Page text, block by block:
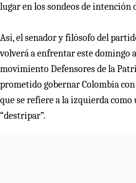
lugar en los sondeos de intención
Así, el senador y filósofo del
volverá a enfrentar este domingo a
movimiento Defensores de la
prometido gobernar Colombia
que se refiere a la izquierda como
“destripar”.